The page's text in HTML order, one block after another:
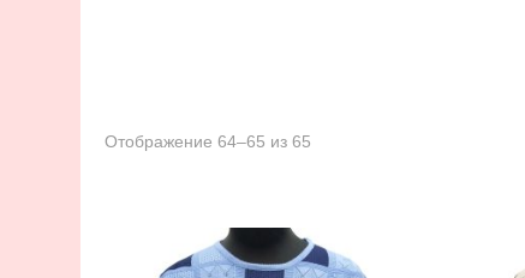
Отображение 64–65 из 65